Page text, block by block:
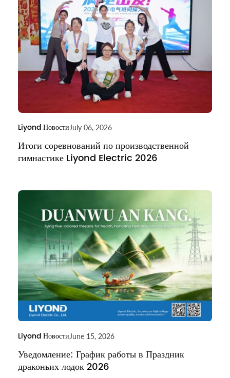
Liyond НовостиJuly 06, 2026
Итоги соревнований по производственной
гимнастике Liyond Electric 2026
Liyond НовостиJune 15, 2026
Уведомление: График работы в Праздник
драконьих лодок 2026